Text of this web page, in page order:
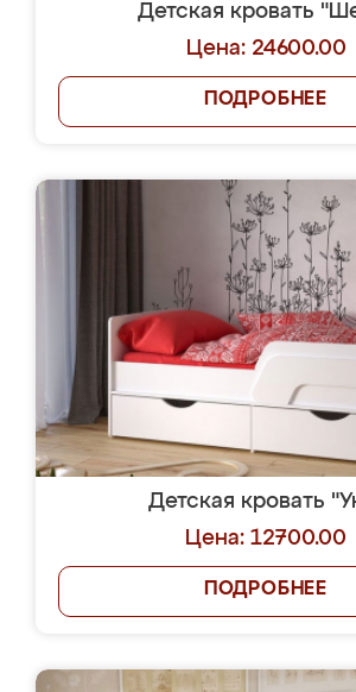
Детская кровать
Цена: 24600.00
ПОДРОБНЕЕ
Детская кровать
Цена: 12700.00
ПОДРОБНЕЕ